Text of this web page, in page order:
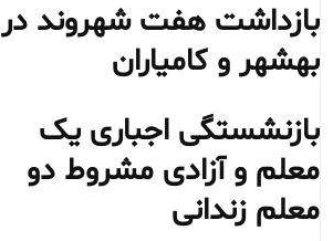
بازداشت هفت شهروند در
بهشهر و کامیاران
بازنشستگی اجباری یک
معلم و آزادی مشروط دو
معلم زندانی